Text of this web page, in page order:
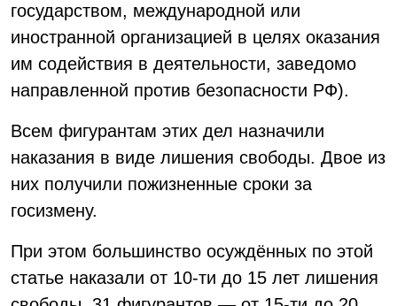
государством, международной или
иностранной организацией в целях оказания
им содействия в деятельности, заведомо
направленной против безопасности РФ).
Всем фигурантам этих дел назначили
наказания в виде лишения свободы. Двое из
них получили пожизненные сроки за
госизмену.
При этом большинство осуждённых по этой
статье наказали от 10-ти до 15 лет лишения